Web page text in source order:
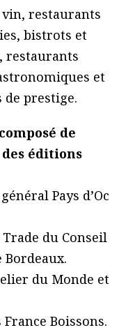
vin, restaurants
bistrots et
restaurants
et
prestige.
de
éditions
Pays d’Oc
du Conseil
du Monde et
Boissons.